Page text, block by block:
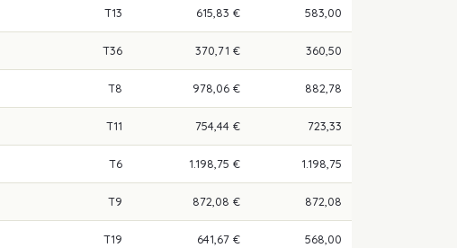
T13 615,83 € 583,00
T36 370,71 € 360,50
T8 978,06 € 882,78
T11 754,44 € 723,33
T6 1.198,75 € 1.198,75
T9 872,08 € 872,08
T19 641,67 € 568,00